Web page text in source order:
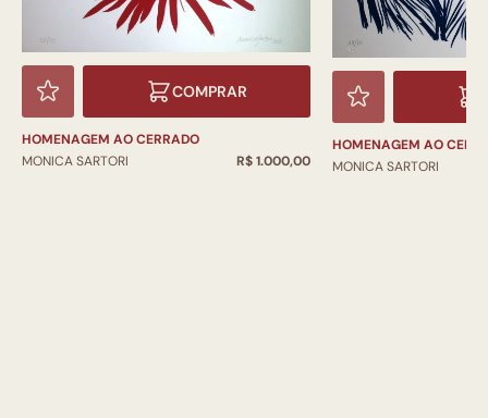
COMPRAR
HOMENAGEM AO CERRADO
MONICA SARTORI
R$ 1.000,00
HOMENAGEM AO
MONICA SARTORI